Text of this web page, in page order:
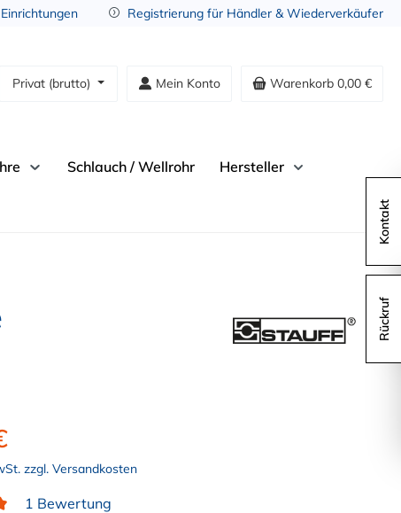
Registrierung für Händler & Wiederverkäufer
Privat (brutto) Mein Konto Warenkorb 0,00 €
Schlauch / Wellrohr Hersteller
zzgl. Versandkosten
1 Bewertung
Kontakt
Rückruf